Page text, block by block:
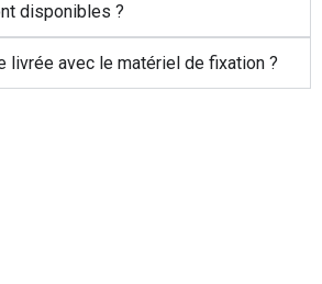
disponibles ?
livrée avec le matériel de fixation ?